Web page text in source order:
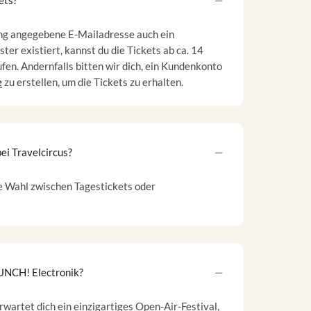
angegebene E-Mailadresse auch ein
existiert, kannst du die Tickets ab ca. 14
Andernfalls bitten wir dich, ein Kundenkonto
zu erstellen, um die Tickets zu erhalten.
Travelcircus?
Wahl zwischen Tagestickets oder
Electronik?
dich ein einzigartiges Open-Air-Festival,